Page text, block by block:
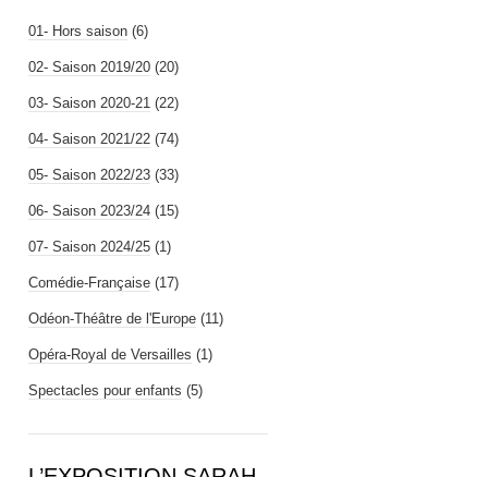
01- Hors saison (6)
02- Saison 2019/20 (20)
03- Saison 2020-21 (22)
04- Saison 2021/22 (74)
05- Saison 2022/23 (33)
06- Saison 2023/24 (15)
07- Saison 2024/25 (1)
Comédie-Française (17)
Odéon-Théâtre de l'Europe (11)
Opéra-Royal de Versailles (1)
Spectacles pour enfants (5)